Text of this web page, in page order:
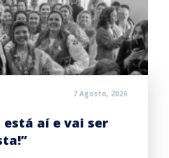
7 Agosto, 2026
está aí e vai ser